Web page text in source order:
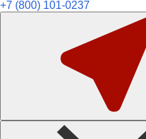
+7 (800) 101-0237